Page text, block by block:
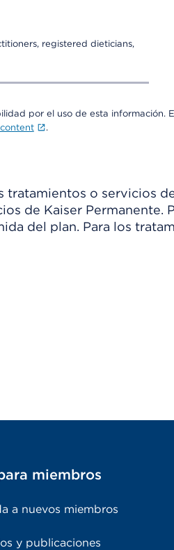
registered dieticians,
por el uso de esta información.
.
tratamientos o servicios
de Kaiser Permanente.
del plan. Para los
miembros
a nuevos miembros
y publicaciones